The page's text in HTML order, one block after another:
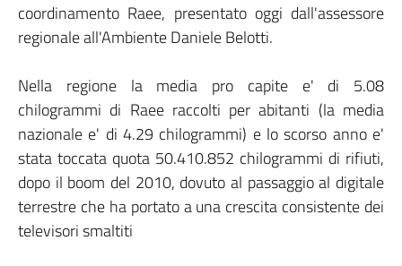
coordinamento Raee, presentato oggi dall'assessore
regionale all'Ambiente Daniele Belotti.
Nella regione la media pro capite e' di 5.08
chilogrammi di Raee raccolti per abitanti (la media
nazionale e' di 4.29 chilogrammi) e lo scorso anno e'
stata toccata quota 50.410.852 chilogrammi di rifiuti,
dopo il boom del 2010, dovuto al passaggio al digitale
terrestre che ha portato a una crescita consistente dei
televisori smaltiti